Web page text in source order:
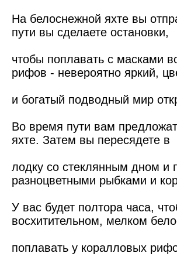
На белоснежной яхте вы
пути вы сделаете остановки,
чтобы поплавать с масками
рифов - невероятно яркий,
и богатый подводный мир
Во время пути вам
яхте. Затем вы пересядете в
лодку со стеклянным дном и
разноцветными рыбками и
У вас будет полтора часа,
восхитительном, мелком
поплавать у коралловых